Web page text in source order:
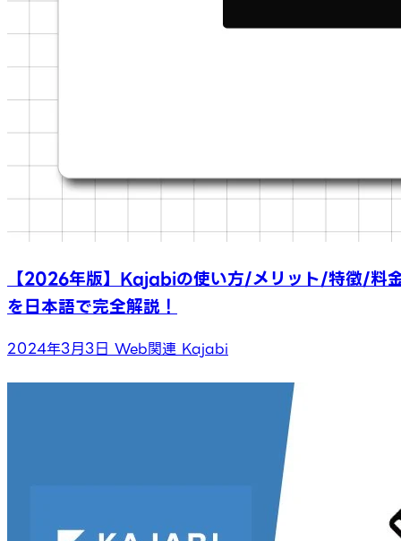
【2026年版】Kajabiの使い方/メリット/特徴/料
を日本語で完全解説！
2024年3月3日 Web関連 Kajabi